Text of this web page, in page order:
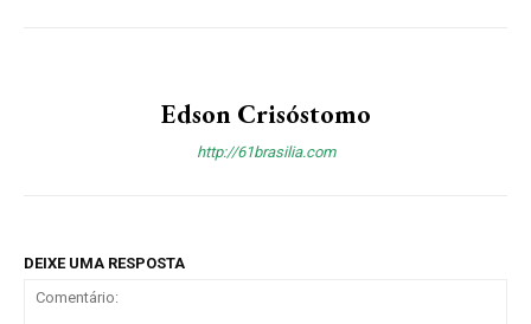
Edson Crisóstomo
http://61brasilia.com
DEIXE UMA RESPOSTA